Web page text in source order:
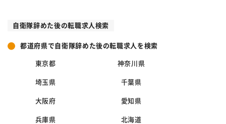
自衛隊辞めた後の転職求人検索
都道府県で自衛隊辞めた後の転職求人を検索
東京都 神奈川県
埼玉県 千葉県
大阪府 愛知県
兵庫県 北海道